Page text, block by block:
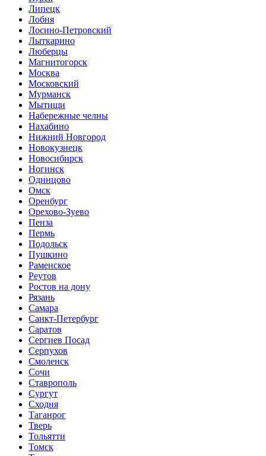
Липецк
Лобня
Лосино-Петровский
Лыткарино
Люберцы
Магнитогорск
Москва
Московский
Мурманск
Мытищи
Набережные челны
Нахабино
Нижний Новгород
Новокузнецк
Новосибирск
Ногинск
Одинцово
Омск
Оренбург
Орехово-Зуево
Пенза
Пермь
Подольск
Пушкино
Раменское
Реутов
Ростов на дону
Рязань
Самара
Санкт-Петербург
Саратов
Сергиев Посад
Серпухов
Смоленск
Сочи
Ставрополь
Сургут
Сходня
Таганрог
Тверь
Тольятти
Томск